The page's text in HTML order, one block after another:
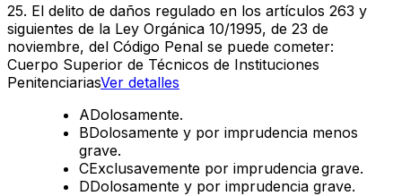
25. El delito de daños regulado en los artículos 263 y
siguientes de la Ley Orgánica 10/1995, de 23 de
noviembre, del Código Penal se puede cometer:
Cuerpo Superior de Técnicos de Instituciones
PenitenciariasVer detalles
ADolosamente.
BDolosamente y por imprudencia menos
grave.
CExclusavemente por imprudencia grave.
DDolosamente y por imprudencia grave.